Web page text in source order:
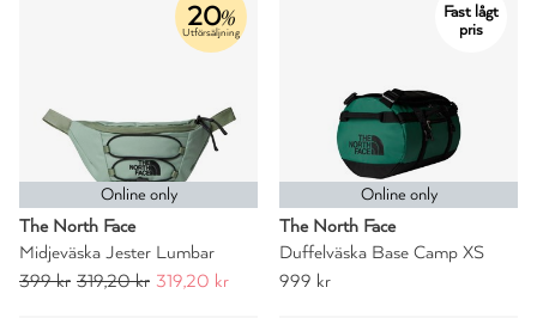
20%
Utförsäljning
Online only
The North Face
Midjeväska Jester Lumbar
399 kr 319,20 kr 319,20 kr
Fast lågt
pris
Online only
The North Face
Duffelväska Base Camp XS
999 kr